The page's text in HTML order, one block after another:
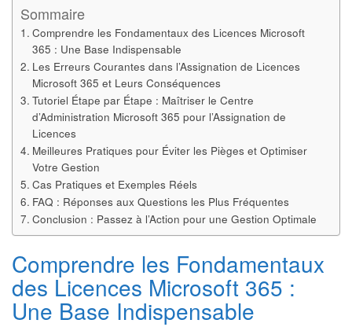
Sommaire
Comprendre les Fondamentaux des Licences Microsoft
365 : Une Base Indispensable
Les Erreurs Courantes dans l’Assignation de Licences
Microsoft 365 et Leurs Conséquences
Tutoriel Étape par Étape : Maîtriser le Centre
d’Administration Microsoft 365 pour l’Assignation de
Licences
Meilleures Pratiques pour Éviter les Pièges et Optimiser
Votre Gestion
Cas Pratiques et Exemples Réels
FAQ : Réponses aux Questions les Plus Fréquentes
Conclusion : Passez à l’Action pour une Gestion Optimale
Comprendre les Fondamentaux
des Licences Microsoft 365 :
Une Base Indispensable